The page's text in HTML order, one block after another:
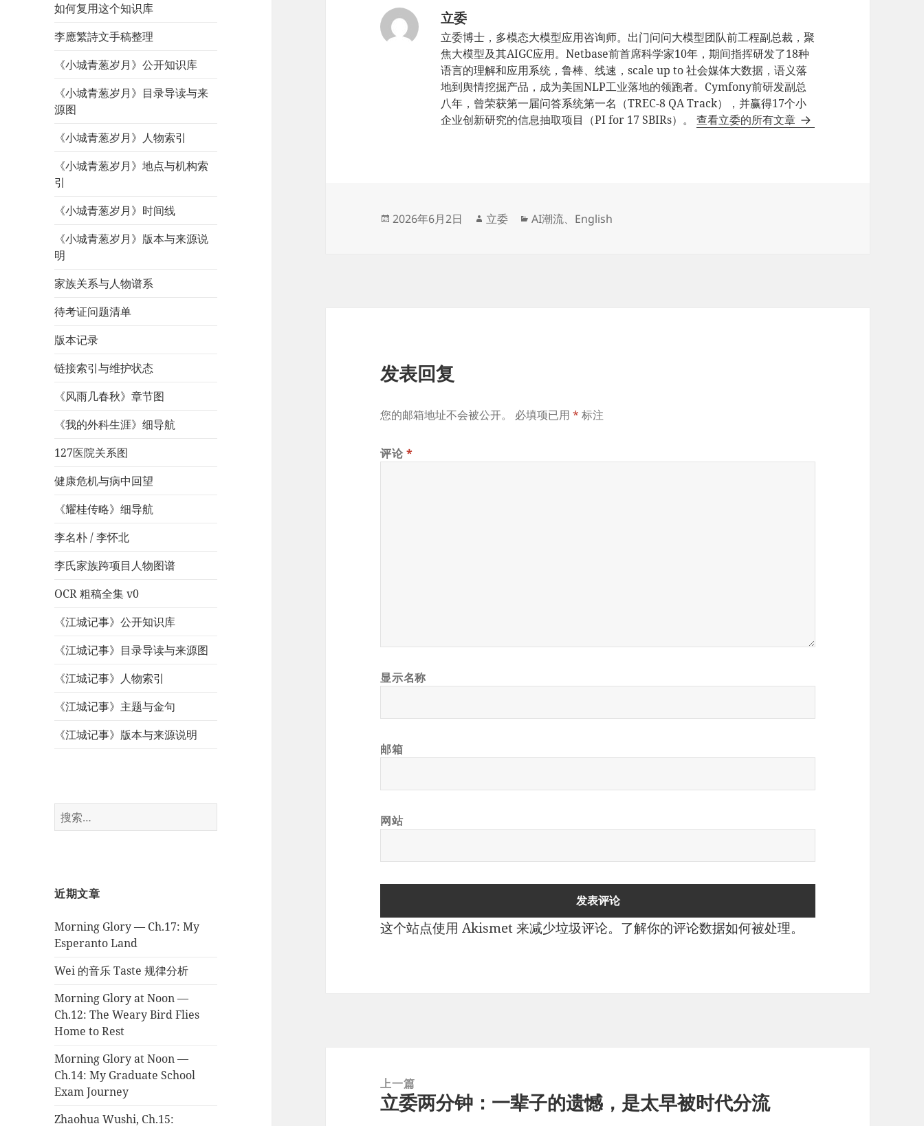
如何复用这个知识库
李應繁詩文手稿整理
《小城青葱岁月》公开知识库
《小城青葱岁月》目录导读与来
源图
《小城青葱岁月》人物索引
《小城青葱岁月》地点与机构索
引
《小城青葱岁月》时间线
《小城青葱岁月》版本与来源说
明
家族关系与人物谱系
待考证问题清单
版本记录
链接索引与维护状态
《风雨几春秋》章节图
《我的外科生涯》细导航
127医院关系图
健康危机与病中回望
《耀桂传略》细导航
李名朴 / 李怀北
李氏家族跨项目人物图谱
OCR 粗稿全集 v0
《江城记事》公开知识库
《江城记事》目录导读与来源图
《江城记事》人物索引
《江城记事》主题与金句
《江城记事》版本与来源说明
搜
索：
近期文章
Morning Glory — Ch.17: My
Esperanto Land
Wei 的音乐 Taste 规律分析
Morning Glory at Noon —
Ch.12: The Weary Bird Flies
Home to Rest
Morning Glory at Noon —
Ch.14: My Graduate School
Exam Journey
Zhaohua Wushi, Ch.15:
立委
立委博士，多模态大模型应用咨询师。出门问问大模型团队前工程副总裁，聚
焦大模型及其AIGC应用。Netbase前首席科学家10年，期间指挥研发了18种
语言的理解和应用系统，鲁棒、线速，scale up to 社会媒体大数据，语义落
地到舆情挖掘产品，成为美国NLP工业落地的领跑者。Cymfony前研发副总
八年，曾荣获第一届问答系统第一名（TREC-8 QA Track），并赢得17个小
企业创新研究的信息抽取项目（PI for 17 SBIRs）。查看立委的所有文章
发
2026年6月2日
作
立委
分
AI潮流、 English
发表回复
您的邮箱地址不会被公开。 必填项已用* 标注
评论*
显示名称
邮箱
网站
这个站点使用 Akismet 来减少垃圾评论。 了解你的评论数据如何被处理。
上一篇
上
立委两分钟：一辈子的遗憾，是太早被时代分流